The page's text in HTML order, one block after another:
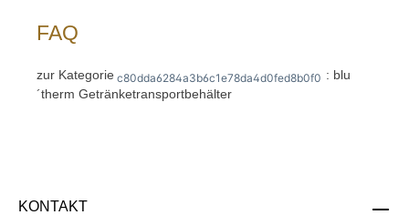
FAQ
zur Kategorie c80dda6284a3b6c1e78da4d0fed8b0f0 : blu
´therm Getränketransportbehälter
KONTAKT